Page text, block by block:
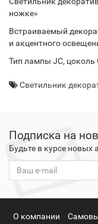
ножке»
Встраиваемый
и акцентного
Тип лампы JC, цоколь
Светильник
Подписка на
Будьте в курсе новых
О компании